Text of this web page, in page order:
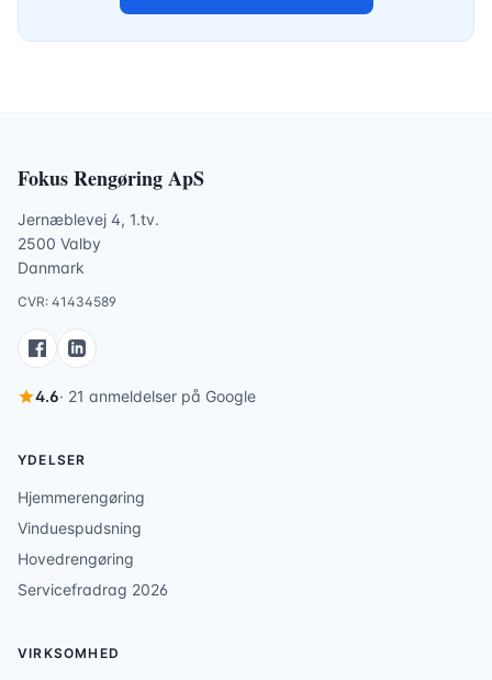
Fokus Rengøring ApS
Jernæblevej 4, 1.tv.
2500 Valby
Danmark
CVR: 41434589
4.6· 21 anmeldelser på Google
YDELSER
Hjemmerengøring
Vinduespudsning
Hovedrengøring
Servicefradrag 2026
VIRKSOMHED